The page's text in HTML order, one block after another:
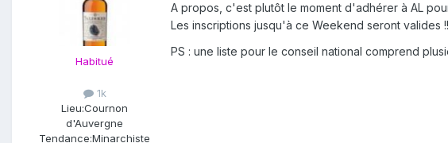
Habitué
1k
Lieu:Cournon
d'Auvergne
Tendance:Minarchiste
A propos, c'est plutôt le moment d'adhérer à AL
Les inscriptions jusqu'à ce Weekend seront valides
PS : une liste pour le conseil national comprend